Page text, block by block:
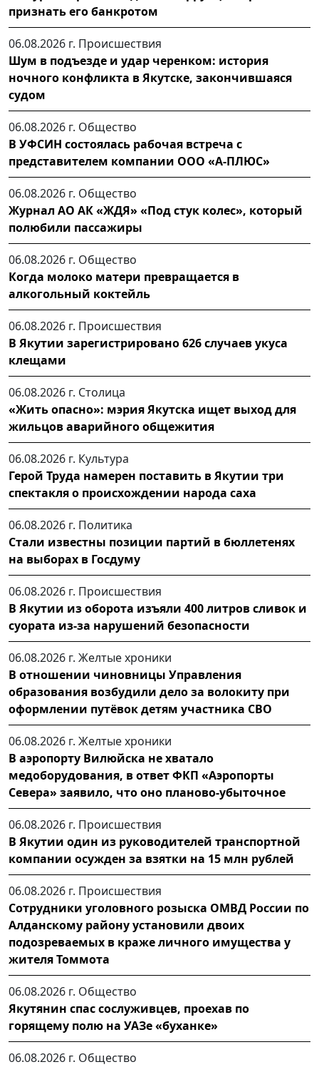
признать его банкротом
06.08.2026 г. Происшествия
Шум в подъезде и удар черенком: история
ночного конфликта в Якутске, закончившаяся
судом
06.08.2026 г. Общество
В УФСИН состоялась рабочая встреча с
представителем компании ООО «А-ПЛЮС»
06.08.2026 г. Общество
Журнал АО АК «ЖДЯ» «Под стук колес», который
полюбили пассажиры
06.08.2026 г. Общество
Когда молоко матери превращается в
алкогольный коктейль
06.08.2026 г. Происшествия
В Якутии зарегистрировано 626 случаев укуса
клещами
06.08.2026 г. Столица
«Жить опасно»: мэрия Якутска ищет выход для
жильцов аварийного общежития
06.08.2026 г. Культура
Герой Труда намерен поставить в Якутии три
спектакля о происхождении народа саха
06.08.2026 г. Политика
Стали известны позиции партий в бюллетенях
на выборах в Госдуму
06.08.2026 г. Происшествия
В Якутии из оборота изъяли 400 литров сливок и
суората из-за нарушений безопасности
06.08.2026 г. Желтые хроники
В отношении чиновницы Управления
образования возбудили дело за волокиту при
оформлении путёвок детям участника СВО
06.08.2026 г. Желтые хроники
В аэропорту Вилюйска не хватало
медоборудования, в ответ ФКП «Аэропорты
Севера» заявило, что оно планово-убыточное
06.08.2026 г. Происшествия
В Якутии один из руководителей транспортной
компании осужден за взятки на 15 млн рублей
06.08.2026 г. Происшествия
Сотрудники уголовного розыска ОМВД России по
Алданскому району установили двоих
подозреваемых в краже личного имущества у
жителя Томмота
06.08.2026 г. Общество
Якутянин спас сослуживцев, проехав по
горящему полю на УАЗе «буханке»
06.08.2026 г. Общество